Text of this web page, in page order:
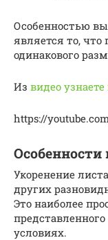
Особенностью
является то,
одинакового
Из видео
https://
Особенности
Укоренение
других
Это наиболее
условиях.